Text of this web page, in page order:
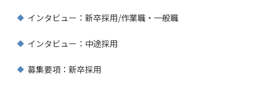
インタビュー：新卒採用/作業職・一般職
インタビュー：中途採用
募集要項：新卒採用